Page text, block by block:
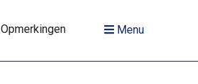
Menu
Opmerkingen